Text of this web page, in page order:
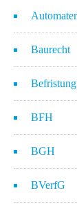
Baurecht
Befristung
BFH
BGH
BVerfG